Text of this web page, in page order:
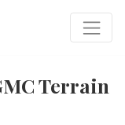
Terrain